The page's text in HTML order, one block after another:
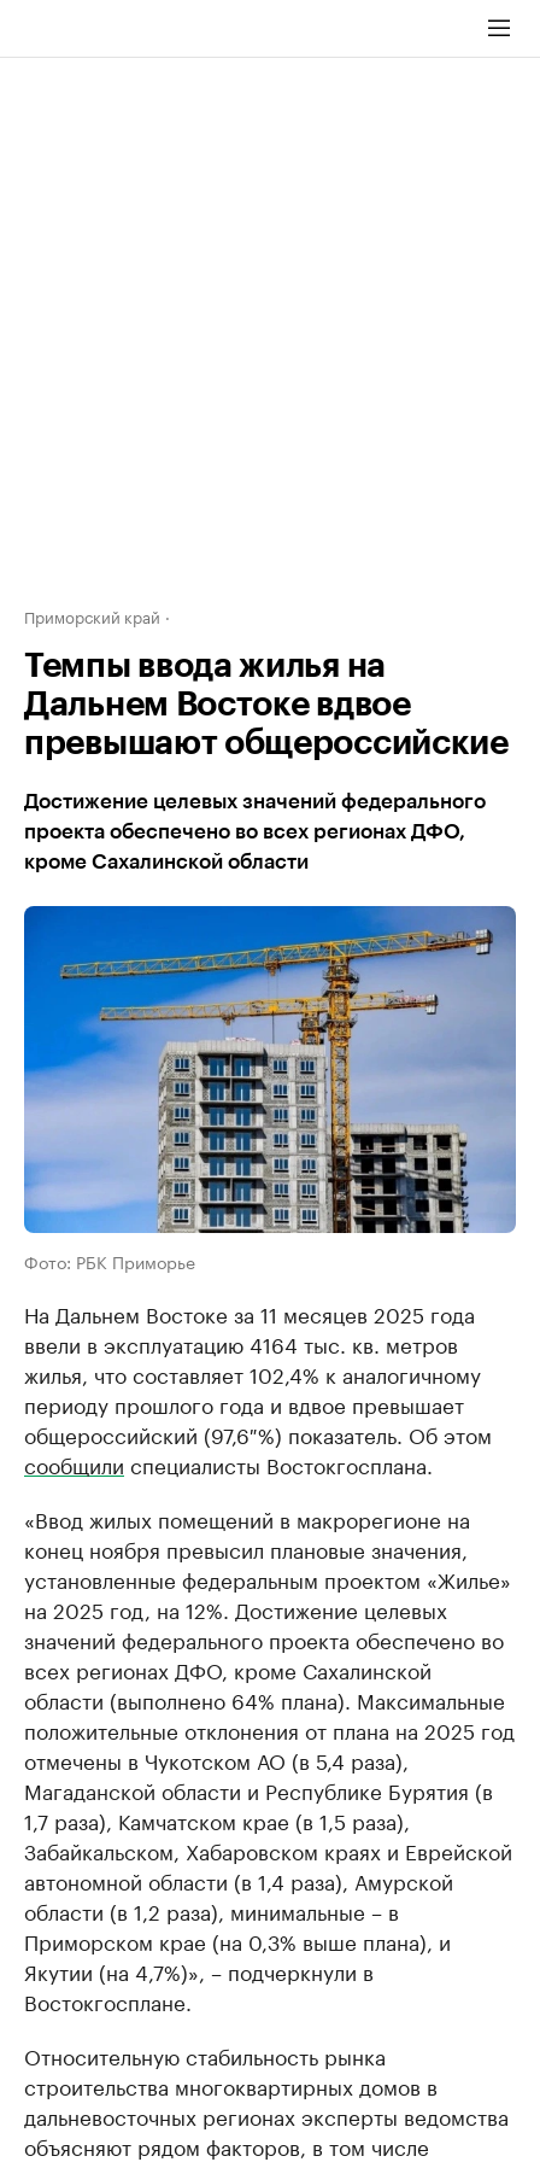
Приморский край
Темпы ввода жилья на
Дальнем Востоке вдвое
превышают общероссийские
Достижение целевых значений федерального
проекта обеспечено во всех регионах ДФО,
кроме Сахалинской области
Фото: РБК Приморье
На Дальнем Востоке за 11 месяцев 2025 года
ввели в эксплуатацию 4164 тыс. кв. метров
жилья, что составляет 102,4% к аналогичному
периоду прошлого года и вдвое превышает
общероссийский (97,6 %) показатель. Об этом
сообщили специалисты Востокгосплана.
«Ввод жилых помещений в макрорегионе на
конец ноября превысил плановые значения,
установленные федеральным проектом «Жилье»
на 2025 год, на 12%. Достижение целевых
значений федерального проекта обеспечено во
всех регионах ДФО, кроме Сахалинской
области (выполнено 64% плана). Максимальные
положительные отклонения от плана на 2025 год
отмечены в Чукотском АО (в 5,4 раза),
Магаданской области и Республике Бурятия (в
1,7 раза), Камчатском крае (в 1,5 раза),
Забайкальском, Хабаровском краях и Еврейской
автономной области (в 1,4 раза), Амурской
области (в 1,2 раза), минимальные – в
Приморском крае (на 0,3% выше плана), и
Якутии (на 4,7%)», – подчеркнули в
Востокгосплане.
Относительную стабильность рынка
строительства многоквартирных домов в
дальневосточных регионах эксперты ведомства
объясняют рядом факторов, в том числе